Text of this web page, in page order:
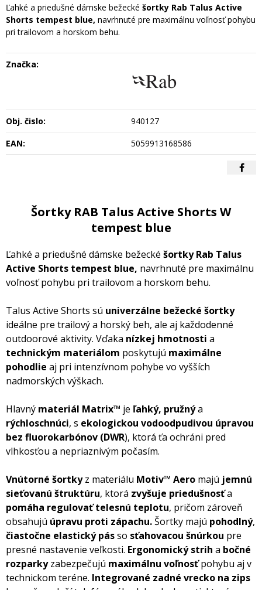
Ľahké a priedušné dámske bežecké šortky Rab Talus Active
Shorts tempest blue, navrhnuté pre maximálnu voľnosť pohybu
pri trailovom a horskom behu.
Značka:
Obj. čislo:
940127
EAN:
5059913168586
Šortky RAB Talus Active Shorts W
tempest blue
Ľahké a priedušné dámske bežecké šortky Rab Talus
Active Shorts tempest blue, navrhnuté pre maximálnu
voľnosť pohybu pri trailovom a horskom behu.
Talus Active Shorts sú univerzálne bežecké šortky
ideálne pre trailový a horský beh, ale aj každodenné
outdoorové aktivity. Vďaka nízkej hmotnosti a
technickým materiálom poskytujú maximálne
pohodlie aj pri intenzívnom pohybe vo vyšších
nadmorských výškach.
Hlavný materiál Matrix™ je ľahký, pružnýa
rýchloschnúci, s ekologickou vodoodpudivou úpravou
bez fluorokarbónov (DWR), ktorá ťa ochráni pred
vlhkosťou a nepriaznivým počasím.
Vnútorné šortkyz materiálu Motiv™ Aero majú jemnú
sieťovanú štruktúru, ktorá zvyšuje priedušnosťa
pomáha regulovať telesnú teplotu, pričom zároveň
obsahujú úpravu proti zápachu.Šortky majú pohodlný,
čiastočne elastický pásso sťahovacou šnúrkou pre
presné nastavenie veľkosti. Ergonomický strih a bočné
rozparkyzabezpečujú maximálnu voľnosťpohybu aj v
technickom teréne. Integrované zadné vrecko na zips